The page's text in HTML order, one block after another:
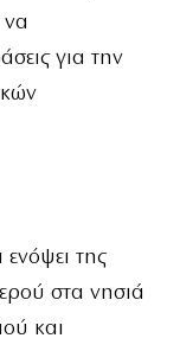
να
για την
της
στα νησιά
και